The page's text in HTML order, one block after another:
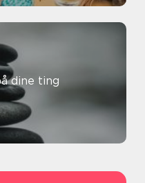
dine ting